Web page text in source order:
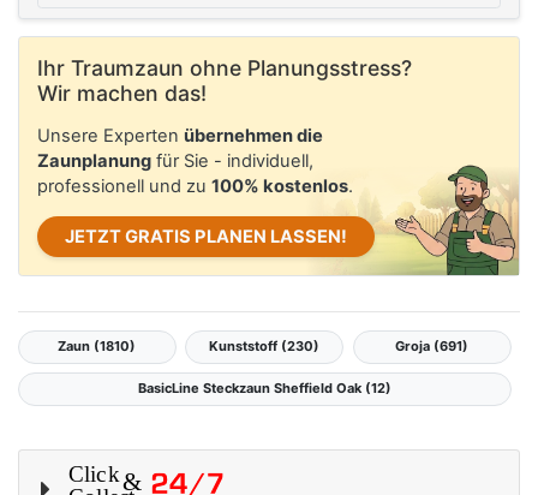
Ihr Traumzaun ohne Planungsstress?
Wir machen das!
Unsere Experten übernehmen die
Zaunplanungfür Sie - individuell,
professionell und zu 100% kostenlos.
JETZT GRATIS PLANEN LASSEN!
Zaun (1810) Kunststoff (230) Groja (691)
BasicLine Steckzaun Sheffield Oak (12)